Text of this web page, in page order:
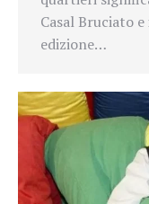
Casal Bruciato
edizione…